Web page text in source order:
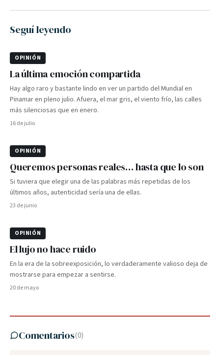
Seguí leyendo
OPINIÓN
La última emoción compartida
Hay algo raro y bastante lindo en ver un partido del Mundial en
Pinamar en pleno julio. Afuera, el mar gris, el viento frío, las calles
más silenciosas que en enero.
16 de julio
OPINIÓN
Queremos personas reales… hasta que lo son
Si tuviera que elegir una de las palabras más repetidas de los
últimos años, autenticidad sería una de ellas.
23 de junio
OPINIÓN
El lujo no hace ruido
En la era de la sobreexposición, lo verdaderamente valioso deja de
mostrarse para empezar a sentirse.
20 de mayo
Comentarios(0)